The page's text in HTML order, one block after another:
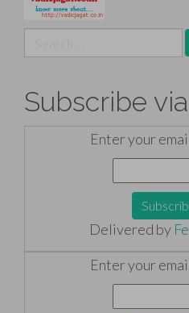
for:
Subscribe
Enter your
Delivered by
Enter your